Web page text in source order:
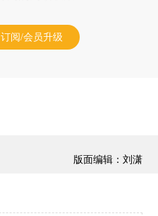
订阅/会员升级
版面编辑：刘潇